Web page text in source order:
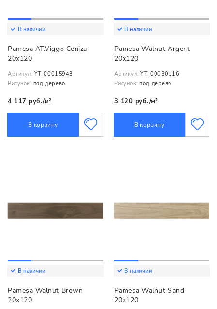
В наличии
Pamesa AT.Viggo Ceniza
20x120
Артикул: YT-00015943
Рисунок: под дерево
4 117 руб./м²
В корзину
В наличии
Pamesa Walnut Argent
20x120
Артикул: YT-00030116
Рисунок: под дерево
3 120 руб./м²
В корзину
В наличии
Pamesa Walnut Brown
20x120
В наличии
Pamesa Walnut Sand
20x120